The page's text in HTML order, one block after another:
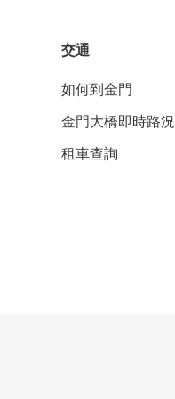
交通
如何到金門
金門大橋即時路況
租車查詢